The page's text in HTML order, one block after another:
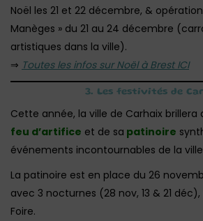
Noël les 21 et 22 décembre, &
Manèges » du 21 au 24 décembre
artistiques dans la ville).
⇒ Toutes les infos sur Noël à Brest ICI
3. Les festivités de
Cette année, la ville de Carhaix brillera
feu d’artifice et de sa patinoire
événements incontournables de la
La patinoire est en place du 26
avec 3 nocturnes (28 nov, 13 & 21
Foire.